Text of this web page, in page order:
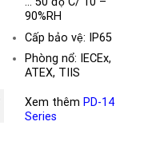
90%RH
Cấp bảo vệ: IP65
Phòng nổ: IECEx,
ATEX, TIIS
Xem thêm PD-14
Series